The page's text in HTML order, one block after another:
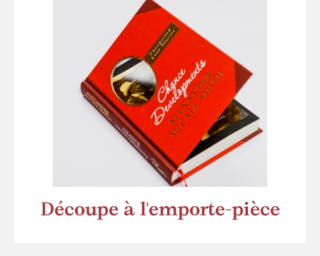
Découpe à l'emporte-pièce